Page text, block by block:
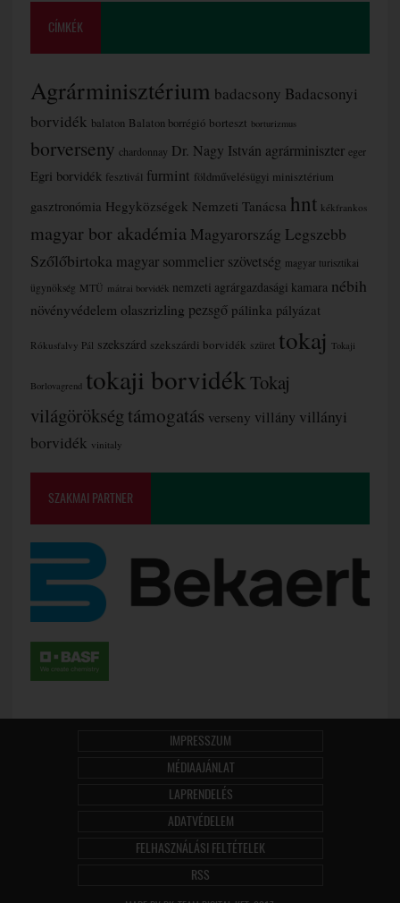
CÍMKÉK
Agrárminisztérium badacsony Badacsonyi
borvidék balaton Balaton borrégió borteszt borturizmus
borverseny chardonnay Dr. Nagy István agrárminiszter eger
Egri borvidék fesztivál furmint földművelésügyi minisztérium
gasztronómia Hegyközségek Nemzeti Tanácsa hnt kékfrankos
magyar bor akadémia Magyarország Legszebb
Szőlőbirtoka magyar sommelier szövetség magyar turisztikai
ügynökség MTÜ mátrai borvidék nemzeti agrárgazdasági kamara nébih
növényvédelem olaszrizling pezsgő pálinka pályázat
Rókusfalvy Pál szekszárd szekszárdi borvidék szüret tokaj Tokaji
Borlovagrend tokaji borvidékTokaj
világörökségtámogatás verseny villány villányi
borvidék vinitaly
SZAKMAI PARTNER
IMPRESSZUM
MÉDIAAJÁNLAT
LAPRENDELÉS
ADATVÉDELEM
FELHASZNÁLÁSI FELTÉTELEK
RSS